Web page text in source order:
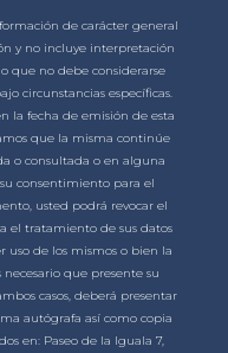
de carácter general
y no incluye interpretación
que no debe considerarse
circunstancias específicas.
la fecha de emisión de esta
que la misma continúe
o consultada o en alguna
consentimiento para el
usted podrá revocar el
el tratamiento de sus datos
uso de los mismos o bien la
necesario que presente su
casos, deberá presentar
autógrafa así como copia
en: Paseo de la Iguala 7,